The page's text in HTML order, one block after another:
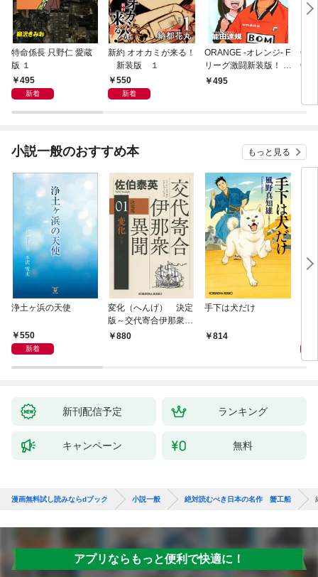
特命係長 只野仁 愛蔵
版 １
495
新着
新約 オオカミが来る！
新装版 １
550
新着
ORANGE -オレンジ- F
リーグ激闘新装版！ 第
１巻495
小説一般のおすすめ本 もっと見る
浄土ヶ浜の天使
550
新着
変化（へんげ） 決定
版～交代寄合伊那衆異
聞（1）～
880
手下は犬だけ
814
新刊配信予定 ランキング
キャンペーン 無料
漫画無料試し読みならdブック 小説一般 絶対読むべき日本の名作 蟹工船
アプリならもっと便利で快適に！